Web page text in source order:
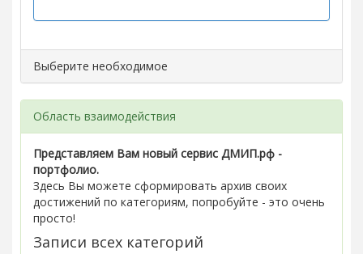
Выберите необходимое
Область взаимодействия
Представляем Вам новый сервис ДМИП.рф -
портфолио.
Здесь Вы можете сформировать архив своих
достижений по категориям, попробуйте - это очень
просто!
Записи всех категорий